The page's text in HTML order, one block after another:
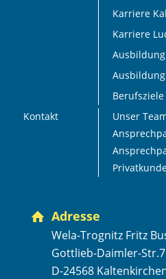
Karriere
Karriere
Kontakt
Unser
Adresse
Wela-Trognitz Fritz
Gottlieb-Daimler-Str.7
D-24568